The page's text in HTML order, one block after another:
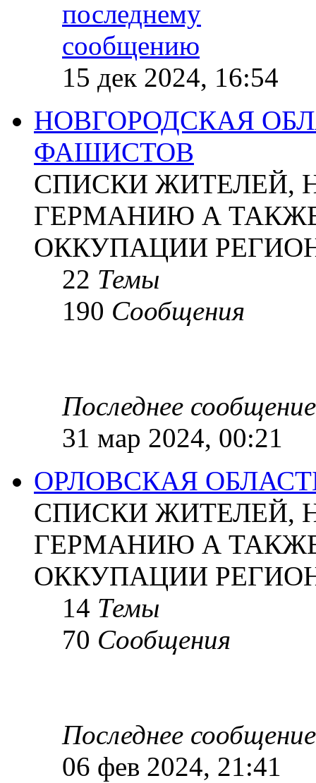
15 дек 2024, 16:54
НОВГОРОДСКАЯ
ФАШИСТОВ
СПИСКИ ЖИТЕЛЕЙ,
ГЕРМАНИЮ А
ОККУПАЦИИ
22 Темы
190 Сообщения
Последнее сообщение
31 мар 2024, 00:21
ОРЛОВСКАЯ
СПИСКИ ЖИТЕЛЕЙ,
ГЕРМАНИЮ А
ОККУПАЦИИ
14 Темы
70 Сообщения
Последнее сообщение
06 фев 2024, 21:41